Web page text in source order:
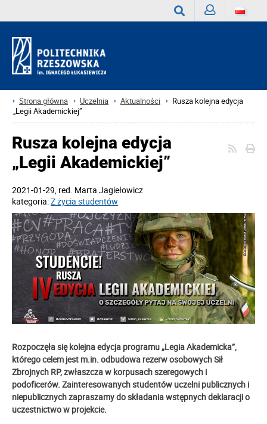
Strona główna Uczelnia Aktualności
Rusza kolejna edycja
„Legii Akademickiej”
Rusza kolejna edycja
„Legii Akademickiej”
2021-01-29, red. Marta Jagiełowicz
kategoria:Z życia studentów
Rozpoczęła się kolejna edycja programu „Legia Akademicka”,
którego celem jest m.in. odbudowa rezerw osobowych Sił
Zbrojnych RP, zwłaszcza w korpusach szeregowych i
podoficerów. Zainteresowanych studentów uczelni publicznych i
niepublicznych zapraszamy do składania wstępnych deklaracji o
uczestnictwo w projekcie.